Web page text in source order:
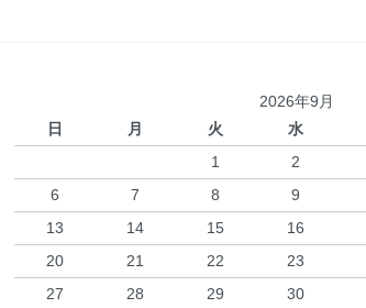
2026年9月
日
月 火 水
1
2
6
7 8 9
13
14 15 16
20
21 22 23
27
28 29 30